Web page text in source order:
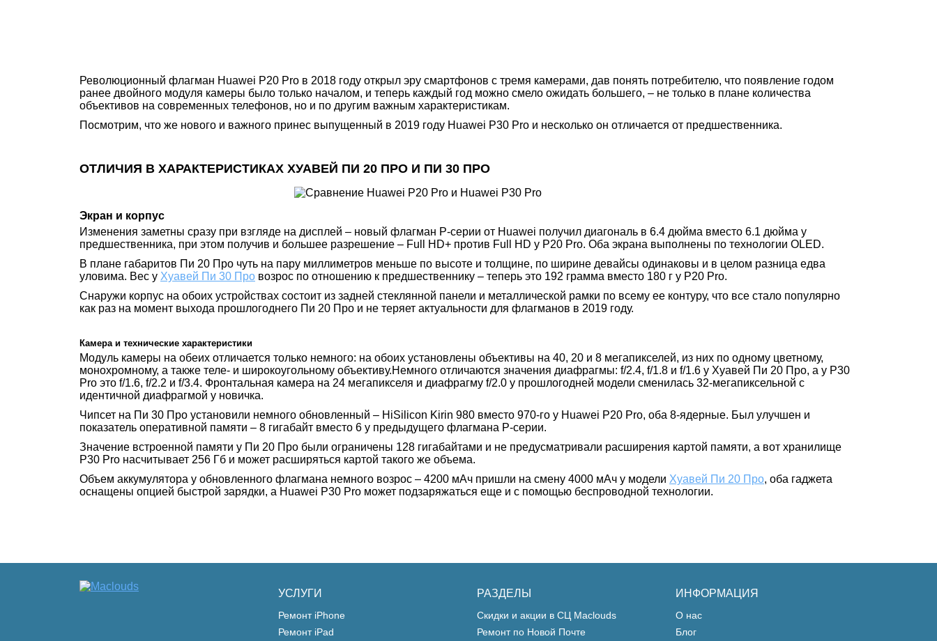
Революционный флагман Huawei P20 Pro в 2018 году открыл эру смартфонов с тремя камерами, дав понять потребителю, что появление годом
ранее двойного модуля камеры было только началом, и теперь каждый год можно смело ожидать большего, – не только в плане количества
объективов на современных телефонов, но и по другим важным характеристикам.
Посмотрим, что же нового и важного принес выпущенный в 2019 году Huawei P30 Pro и несколько он отличается от предшественника.
ОТЛИЧИЯ В ХАРАКТЕРИСТИКАХ ХУАВЕЙ ПИ 20 ПРО И ПИ 30 ПРО
Экран и корпус
Изменения заметны сразу при взгляде на дисплей – новый флагман P-серии от Huawei получил диагональ в 6.4 дюйма вместо 6.1 дюйма у
предшественника, при этом получив и большее разрешение – Full HD+ против Full HD у P20 Pro. Оба экрана выполнены по технологии OLED.
В плане габаритов Пи 20 Про чуть на пару миллиметров меньше по высоте и толщине, по ширине девайсы одинаковы и в целом разница едва
уловима. Вес у Хуавей Пи 30 Про возрос по отношению к предшественнику – теперь это 192 грамма вместо 180 г у P20 Pro.
Снаружи корпус на обоих устройствах состоит из задней стеклянной панели и металлической рамки по всему ее контуру, что все стало популярно
как раз на момент выхода прошлогоднего Пи 20 Про и не теряет актуальности для флагманов в 2019 году.
Камера и технические характеристики
Модуль камеры на обеих отличается только немного: на обоих установлены объективы на 40, 20 и 8 мегапикселей, из них по одному цветному,
монохромному, а также теле- и широкоугольному объективу.Немного отличаются значения диафрагмы: f/2.4, f/1.8 и f/1.6 у Хуавей Пи 20 Про, а у P30
Pro это f/1.6, f/2.2 и f/3.4. Фронтальная камера на 24 мегапикселя и диафрагму f/2.0 у прошлогодней модели сменилась 32-мегапиксельной с
идентичной диафрагмой у новичка.
Чипсет на Пи 30 Про установили немного обновленный – HiSilicon Kirin 980 вместо 970-го у Huawei P20 Pro, оба 8-ядерные. Был улучшен и
показатель оперативной памяти – 8 гигабайт вместо 6 у предыдущего флагмана P-серии.
Значение встроенной памяти у Пи 20 Про были ограничены 128 гигабайтами и не предусматривали расширения картой памяти, а вот хранилище
P30 Pro насчитывает 256 Гб и может расширяться картой такого же объема.
Объем аккумулятора у обновленного флагмана немного возрос – 4200 мАч пришли на смену 4000 мАч у модели Хуавей Пи 20 Про, оба гаджета
оснащены опцией быстрой зарядки, а Huawei P30 Pro может подзаряжаться еще и с помощью беспроводной технологии.
УСЛУГИ
Ремонт iPhone
Ремонт iPad
РАЗДЕЛЫ
Скидки и акции в СЦ Maclouds
Ремонт по Новой Почте
ИНФОРМАЦИЯ
О нас
Блог